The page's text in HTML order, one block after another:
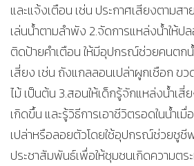
และแจ้งเตือน เช่น ประกาศเสียงตามสา
เล่นน้ำตามลำพัง 2.จัดการแหล่งน้ำให้ป
ติดป้ายคำเตือน ให้มีอุปกรณ์ช่วยคนตก
เสี่ยง เช่น ถังแกลลอนเปล่าผูกเชือก ข
ไม้ เป็นต้น 3.สอนให้เด็กรู้จักแหล่งน้ำเสี่
เกิดขึ้น และรู้วิธีการเอาชีวิตรอดในน้ำเ
เปล่าหรือลอยตัวโดยใช้อุปกรณ์ช่วยชูชี
ประชาสัมพันธ์เพื่อให้ชุมชนเกิดความต